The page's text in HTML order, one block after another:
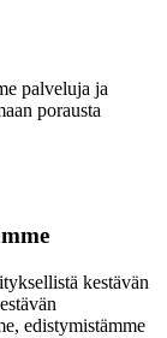
palveluja ja
porausta
kestävän
edistymistämme